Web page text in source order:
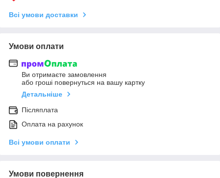
Всі умови доставки
Умови оплати
Ви отримаєте замовлення
або гроші повернуться на вашу картку
Детальніше
Післяплата
Оплата на рахунок
Всі умови оплати
Умови повернення